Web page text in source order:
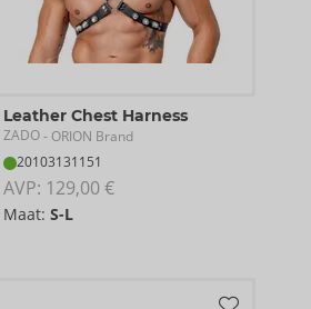
Leather Chest Harness
ZADO- ORION Brand
20103131151
AVP: 129,00 €
Maat:S-L